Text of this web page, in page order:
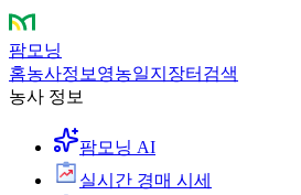
팜모닝
홈농사정보 영농일지 장터 검색
농사 정보
팜모닝 AI
실시간 경매 시세